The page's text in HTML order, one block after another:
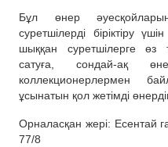
Бұл өнер
суретшілерді біріктіру
шыққан суретшілерге өз
сатуға, сондай-ақ
коллекционерлермен
ұсынатын қол жетімді
Орналасқан жері: Есентай
77/8